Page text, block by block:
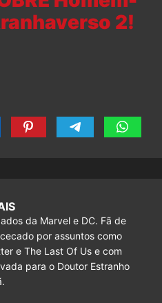
2!
da Marvel e DC. Fã de
por assuntos como
e The Last Of Us e com
para o Doutor Estranho